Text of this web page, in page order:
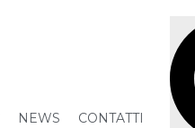
NEWS CONTATTI